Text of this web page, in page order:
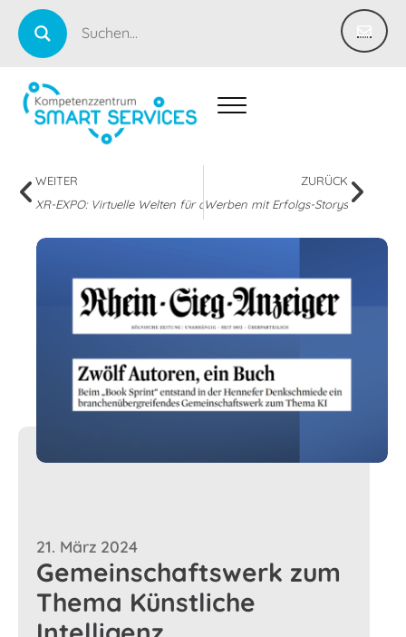
WEITER
XR-EXPO: Virtuelle Welten für die reale Wirtschaft
ZURÜCK
Werben mit Erfolgs-Storys
Gemeinschaftswerk zum
Thema Künstliche
21. März 2024